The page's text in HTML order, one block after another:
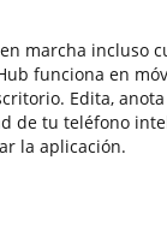
marcha incluso
funciona en
Edita,
de tu teléfono
la aplicación.